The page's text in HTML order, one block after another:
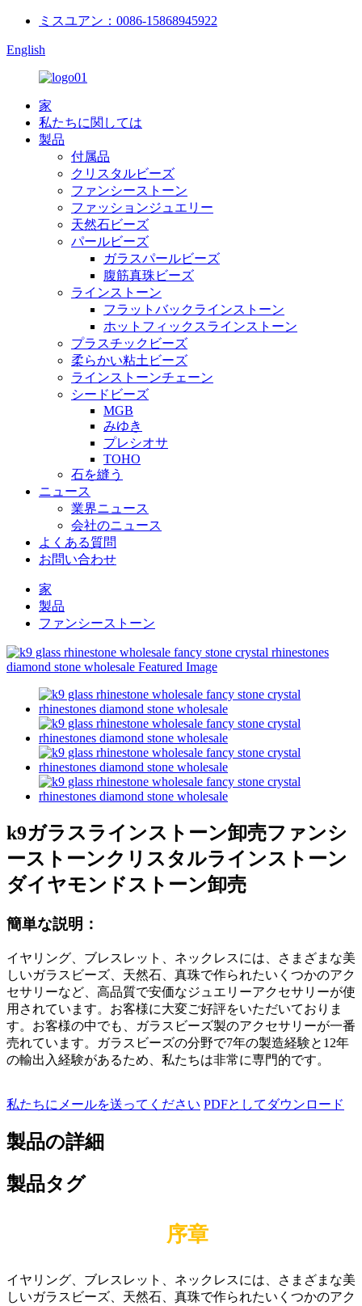
ミスユアン：0086-15868945922
English
家
私たちに関しては
製品
付属品
クリスタルビーズ
ファンシーストーン
ファッションジュエリー
天然石ビーズ
パールビーズ
ガラスパールビーズ
腹筋真珠ビーズ
ラインストーン
フラットバックラインストーン
ホットフィックスラインストーン
プラスチックビーズ
柔らかい粘土ビーズ
ラインストーンチェーン
シードビーズ
MGB
みゆき
プレシオサ
TOHO
石を縫う
ニュース
業界ニュース
会社のニュース
よくある質問
お問い合わせ
家
製品
ファンシーストーン
k9ガラスラインストーン卸売ファンシ
ーストーンクリスタルラインストーン
ダイヤモンドストーン卸売
簡単な説明：
イヤリング、ブレスレット、ネックレスには、さまざまな美
しいガラスビーズ、天然石、真珠で作られたいくつかのアク
セサリーなど、高品質で安価なジュエリーアクセサリーが使
用されています。お客様に大変ご好評をいただいておりま
す。お客様の中でも、ガラスビーズ製のアクセサリーが一番
売れています。ガラスビーズの分野で7年の製造経験と12年
の輸出入経験があるため、私たちは非常に専門的です。
私たちにメールを送ってください PDFとしてダウンロード
製品の詳細
製品タグ
序章
イヤリング、ブレスレット、ネックレスには、さまざまな美
しいガラスビーズ、天然石、真珠で作られたいくつかのアク